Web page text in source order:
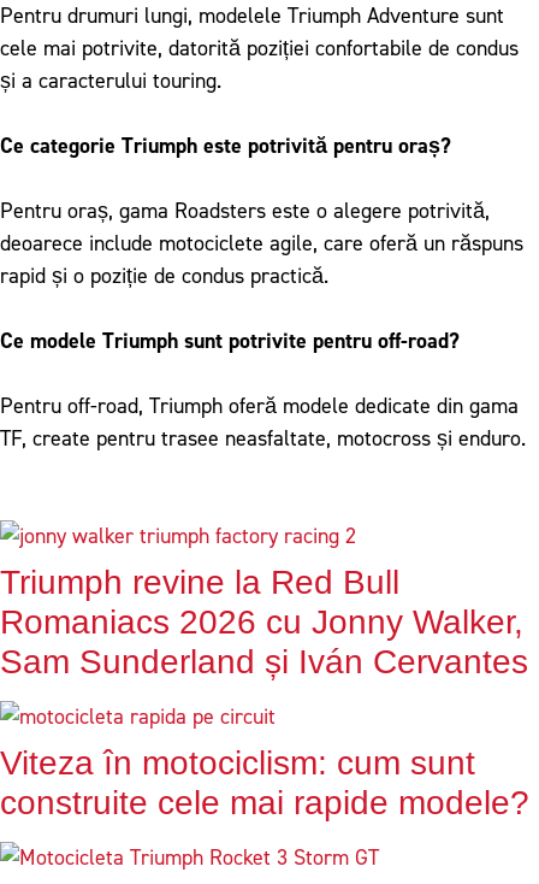
Pentru drumuri lungi, modelele Triumph Adventure sunt
cele mai potrivite, datorită poziției confortabile de condus
și a caracterului touring.
Ce categorie Triumph este potrivită pentru oraș?
Pentru oraș, gama Roadsters este o alegere potrivită,
deoarece include motociclete agile, care oferă un răspuns
rapid și o poziție de condus practică.
Ce modele Triumph sunt potrivite pentru off-road?
Pentru off-road, Triumph oferă modele dedicate din gama
TF, create pentru trasee neasfaltate, motocross și enduro.
Triumph revine la Red Bull
Romaniacs 2026 cu Jonny Walker,
Sam Sunderland și Iván Cervantes
Viteza în motociclism: cum sunt
construite cele mai rapide modele?